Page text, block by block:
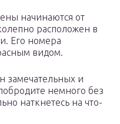
начинаются от
расположен в
Его номера
видом.
замечательных и
немного без
наткнетесь на что-